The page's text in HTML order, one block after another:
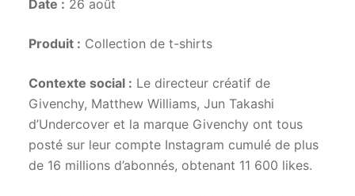
Date : 26 août
Produit : Collection de t-shirts
Contexte social : Le directeur créatif de
Givenchy, Matthew Williams, Jun Takashi
d’Undercover et la marque Givenchy ont tous
posté sur leur compte Instagram cumulé de plus
de 16 millions d’abonnés, obtenant 11 600 likes.